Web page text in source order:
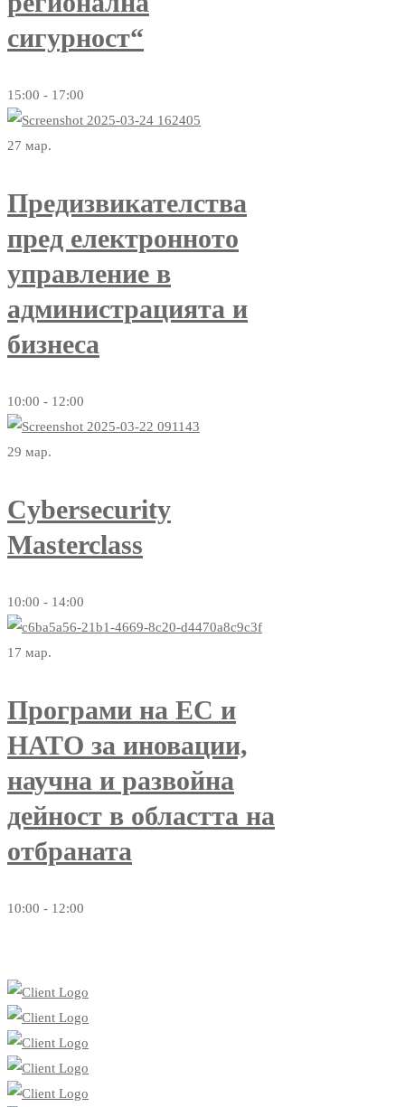
сигурност“
15:00 - 17:00
27 мар.
Предизвикателства
пред електронното
управление в
администрацията и
бизнеса
10:00 - 12:00
29 мар.
Cybersecurity
Masterclass
10:00 - 14:00
17 мар.
Програми на ЕС и
НАТО за иновации,
научна и развойна
дейност в областта на
отбраната
10:00 - 12:00